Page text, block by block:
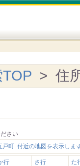
> 住
さい
戸町 付近の地図を表示しま
行 さ行 た